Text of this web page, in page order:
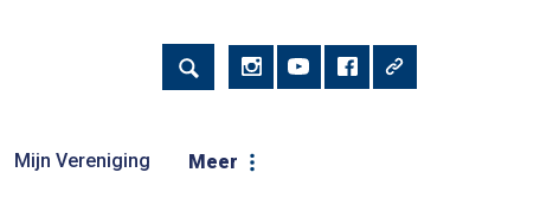
Mijn Vereniging Meer